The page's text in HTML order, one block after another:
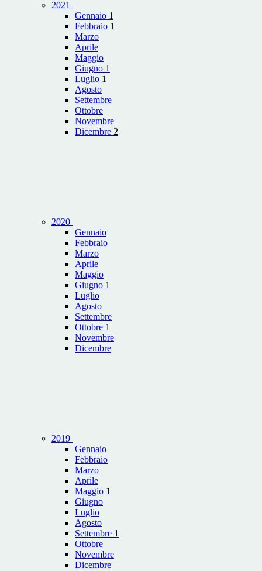
2021
Gennaio 1
Febbraio 1
Marzo
Aprile
Maggio
Giugno 1
Luglio 1
Agosto
Settembre
Ottobre
Novembre
Dicembre 2
2020
Gennaio
Febbraio
Marzo
Aprile
Maggio
Giugno 1
Luglio
Agosto
Settembre
Ottobre 1
Novembre
Dicembre
2019
Gennaio
Febbraio
Marzo
Aprile
Maggio 1
Giugno
Luglio
Agosto
Settembre 1
Ottobre
Novembre
Dicembre